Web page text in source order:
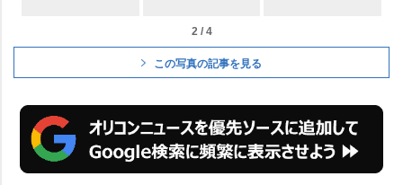
2 / 4
この写真の記事を見る